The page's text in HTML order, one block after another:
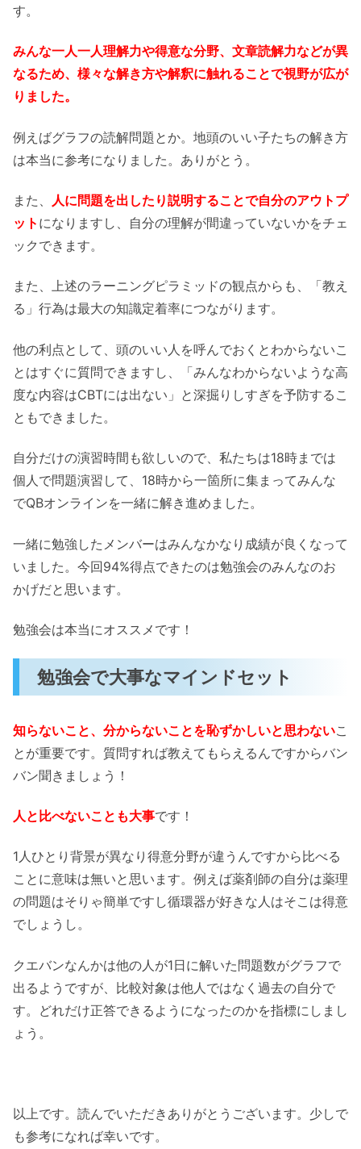
す。
みんな一人一人理解力や得意な分野、文章読解力などが異
なるため、様々な解き方や解釈に触れることで視野が広が
りました。
例えばグラフの読解問題とか。地頭のいい子たちの解き方
は本当に参考になりました。ありがとう。
また、 人に問題を出したり説明することで自分のアウトプ
ット になりますし、自分の理解が間違っていないかをチェ
ックできます。
また、上述のラーニングピラミッドの観点からも、「教え
る」行為は最大の知識定着率につながります。
他の利点として、頭のいい人を呼んでおくとわからないこ
とはすぐに質問できますし、「みんなわからないような高
度な内容はCBTには出ない」と深掘りしすぎを予防するこ
ともできました。
自分だけの演習時間も欲しいので、私たちは18時までは
個人で問題演習して、18時から一箇所に集まってみんな
でQBオンラインを一緒に解き進めました。
一緒に勉強したメンバーはみんなかなり成績が良くなって
いました。今回94%得点できたのは勉強会のみんなのお
かげだと思います。
勉強会は本当にオススメです！
勉強会で大事なマインドセット
知らないこと、分からないことを恥ずかしいと思わないこ
とが重要です。質問すれば教えてもらえるんですからバン
バン聞きましょう！
人と比べないことも大事です！
1人ひとり背景が異なり得意分野が違うんですから比べる
ことに意味は無いと思います。例えば薬剤師の自分は薬理
の問題はそりゃ簡単ですし循環器が好きな人はそこは得意
でしょうし。
クエバンなんかは他の人が1日に解いた問題数がグラフで
出るようですが、比較対象は他人ではなく過去の自分で
す。どれだけ正答できるようになったのかを指標にしまし
ょう。
以上です。読んでいただきありがとうございます。少しで
も参考になれば幸いです。